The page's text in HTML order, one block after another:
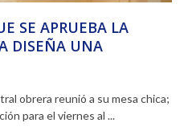
SE APRUEBA LA
DISEÑA UNA
obrera reunió a su mesa chica;
para el viernes al ...